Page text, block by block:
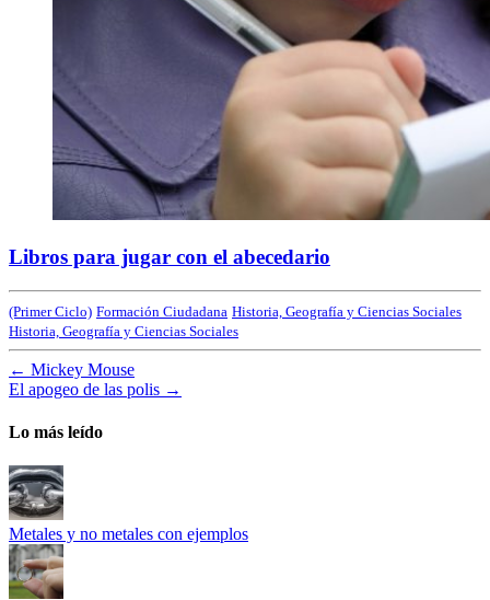
Libros para jugar con el abecedario
(Primer Ciclo) Formación Ciudadana Historia, Geografía y Ciencias Sociales
Historia, Geografía y Ciencias Sociales
← Mickey Mouse
El apogeo de las polis →
Lo más leído
Metales y no metales con ejemplos